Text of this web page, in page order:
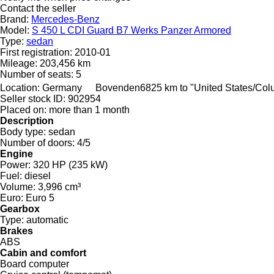
Contact the seller
Brand: Mercedes-Benz
Model: S 450 L CDI Guard B7 Werks Panzer Armored
Type: sedan
First registration: 2010-01
Mileage: 203,456 km
Number of seats: 5
Location: Germany Bovenden6825 km to "United States/
Seller stock ID: 902954
Placed on: more than 1 month
Description
Body type: sedan
Number of doors: 4/5
Engine
Power: 320 HP (235 kW)
Fuel: diesel
Volume: 3,996 cm³
Euro: Euro 5
Gearbox
Type: automatic
Brakes
ABS
Cabin and comfort
Board computer